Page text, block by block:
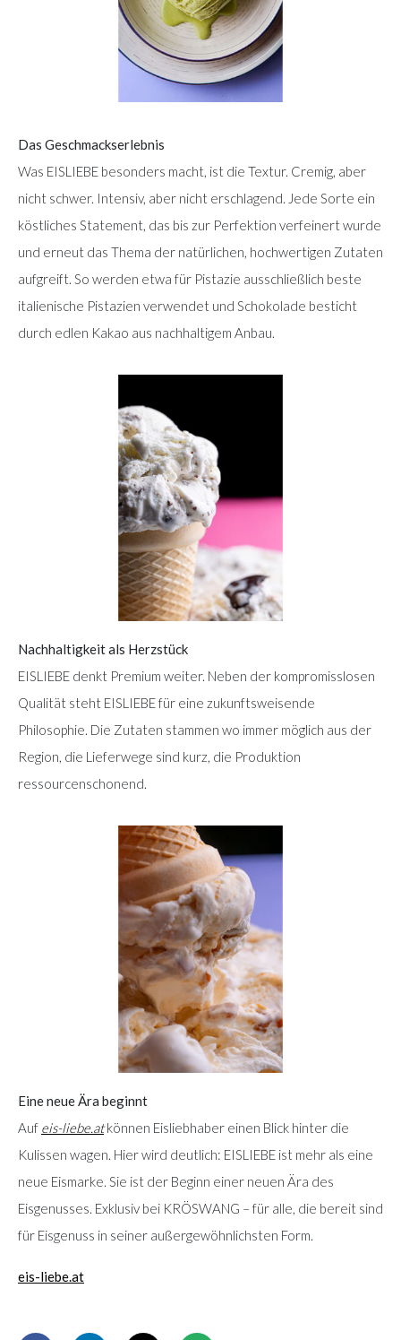
Das Geschmackserlebnis
Was EISLIEBE besonders macht, ist die Textur. Cremig, aber
nicht schwer. Intensiv, aber nicht erschlagend. Jede Sorte ein
köstliches Statement, das bis zur Perfektion verfeinert wurde
und erneut das Thema der natürlichen, hochwertigen Zutaten
aufgreift. So werden etwa für Pistazie ausschließlich beste
italienische Pistazien verwendet und Schokolade besticht
durch edlen Kakao aus nachhaltigem Anbau.
Nachhaltigkeit als Herzstück
EISLIEBE denkt Premium weiter. Neben der kompromisslosen
Qualität steht EISLIEBE für eine zukunftsweisende
Philosophie. Die Zutaten stammen wo immer möglich aus der
Region, die Lieferwege sind kurz, die Produktion
ressourcenschonend.
Eine neue Ära beginnt
Auf eis-liebe.atkönnen Eisliebhaber einen Blick hinter die
Kulissen wagen. Hier wird deutlich: EISLIEBE ist mehr als eine
neue Eismarke. Sie ist der Beginn einer neuen Ära des
Eisgenusses. Exklusiv bei KRÖSWANG – für alle, die bereit sind
für Eisgenuss in seiner außergewöhnlichsten Form.
eis-liebe.at